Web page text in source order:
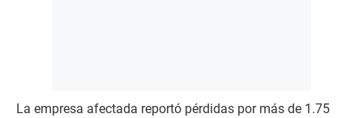
La empresa afectada reportó pérdidas por más de 1.75